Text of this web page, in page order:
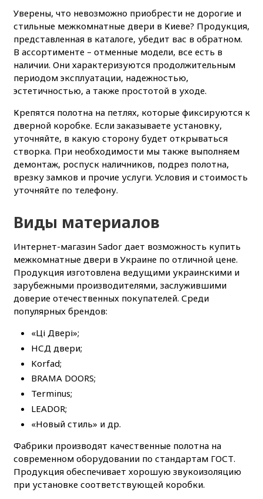
Уверены, что невозможно приобрести не дорогие и
стильные межкомнатные двери в Киеве? Продукция,
представленная в каталоге, убедит вас в обратном.
В ассортименте – отменные модели, все есть в
наличии. Они характеризуются продолжительным
периодом эксплуатации, надежностью,
эстетичностью, а также простотой в уходе.
Крепятся полотна на петлях, которые фиксируются к
дверной коробке. Если заказываете установку,
уточняйте, в какую сторону будет открываться
створка. При необходимости мы также выполняем
демонтаж, роспуск наличников, подрез полотна,
врезку замков и прочие услуги. Условия и стоимость
уточняйте по телефону.
Виды материалов
Интернет-магазин Sador дает возможность купить
межкомнатные двери в Украине по отличной цене.
Продукция изготовлена ведущими украинскими и
зарубежными производителями, заслужившими
доверие отечественных покупателей. Среди
популярных брендов:
«Ці Двері»;
НСД двери;
Korfad;
BRAMA DOORS;
Terminus;
LEADOR;
«Новый стиль» и др.
Фабрики производят качественные полотна на
современном оборудовании по стандартам ГОСТ.
Продукция обеспечивает хорошую звукоизоляцию
при установке соответствующей коробки.